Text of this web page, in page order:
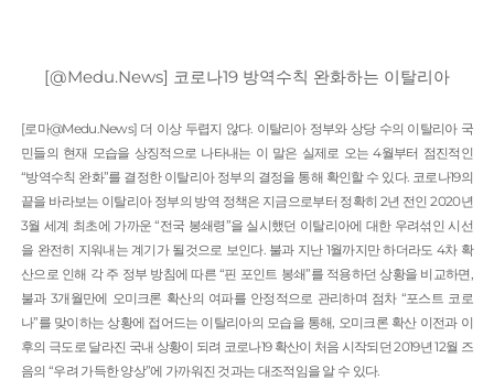
[@Medu.News] 코로나19 방역수칙 완화하는 이탈리아
[로마@Medu.News] 더 이상 두렵지 않다. 이탈리아 정부와 상당 수의 이탈리아 국
민들의 현재 모습을 상징적으로 나타내는 이 말은 실제로 오는 4월부터 점진적인
“방역수칙 완화”를 결정한 이탈리아 정부의 결정을 통해 확인할 수 있다. 코로나19의
끝을 바라보는 이탈리아 정부의 방역 정책은 지금으로부터 정확히 2년 전인 2020년
3월 세계 최초에 가까운 “전국 봉쇄령”을 실시했던 이탈리아에 대한 우려섞인 시선
을 완전히 지워내는 계기가 될것으로 보인다. 불과 지난 1월까지만 하더라도 4차 확
산으로 인해 각 주 정부 방침에 따른 “핀 포인트 봉쇄”를 적용하던 상황을 비교하면,
불과 3개월만에 오미크론 확산의 여파를 안정적으로 관리하며 점차 “포스트 코로
나”를 맞이하는 상황에 접어드는 이탈리아의 모습을 통해, 오미크론 확산 이전과 이
후의 극도로 달라진 국내 상황이 되려 코로나19 확산이 처음 시작되던 2019년 12월 즈
음의 “우려 가득한 양상”에 가까워진 것과는 대조적임을 알 수 있다.